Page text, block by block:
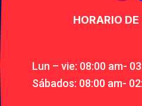
HORARIO
Lun – vie: 08:00 am-
Sábados: 08:00 am-